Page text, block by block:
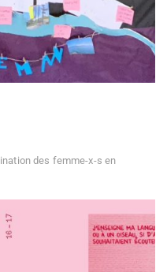
des femme-x-s en